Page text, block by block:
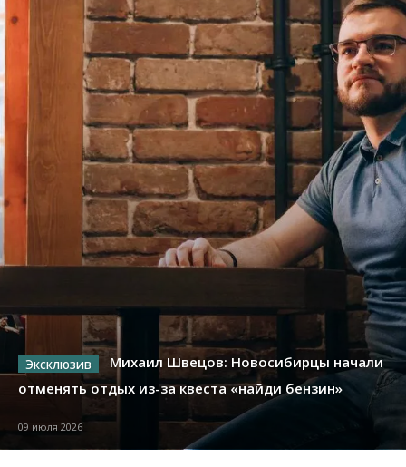
Михаил Швецов: Новосибирцы начали
отменять отдых из-за квеста «найди бензин»
09 июля 2026